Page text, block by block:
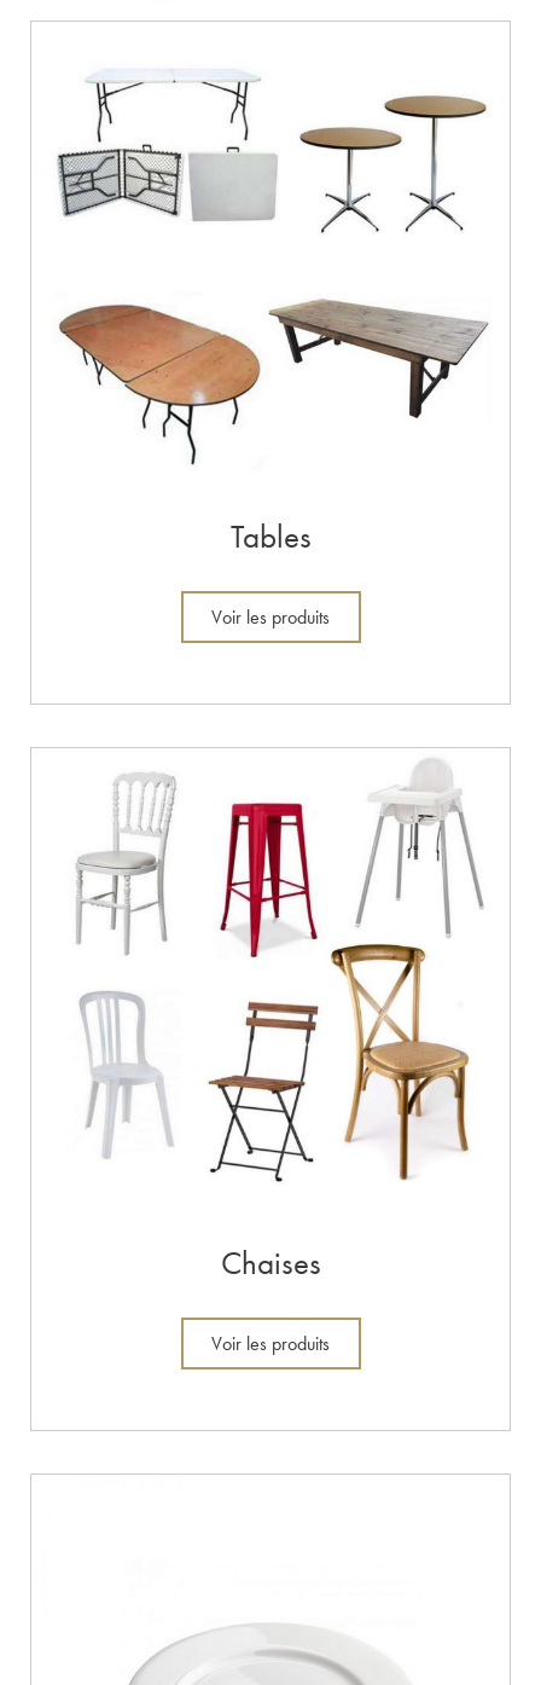
Tables
Voir les produits
Chaises
Voir les produits